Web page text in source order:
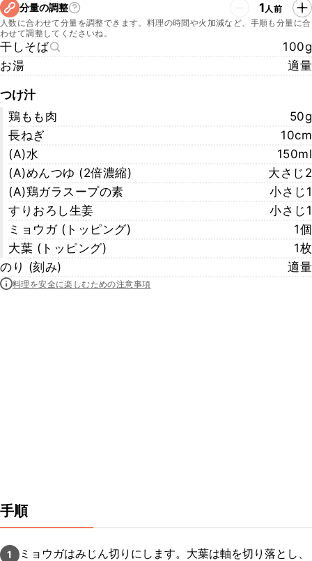
分量の調整 1人前
人数に合わせて分量を調整できます。料理の時間や火加減など、手順も分量に合
わせて調整してくださいね。
干しそば
100g
お湯
適量
つけ汁
鶏もも肉
50g
長ねぎ
10cm
(A)水
150ml
(A)めんつゆ (2倍濃縮)
大さじ2
(A)鶏ガラスープの素
小さじ1
すりおろし生姜
小さじ1
ミョウガ (トッピング)
1個
大葉 (トッピング)
1枚
のり (刻み)
適量
料理を安全に楽しむための注意事項
手順
1
ミョウガはみじん切りにします。大葉は軸を切り落とし、